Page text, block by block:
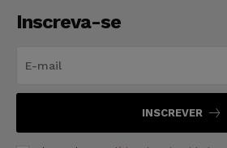
Inscreva-se
INSCREVER